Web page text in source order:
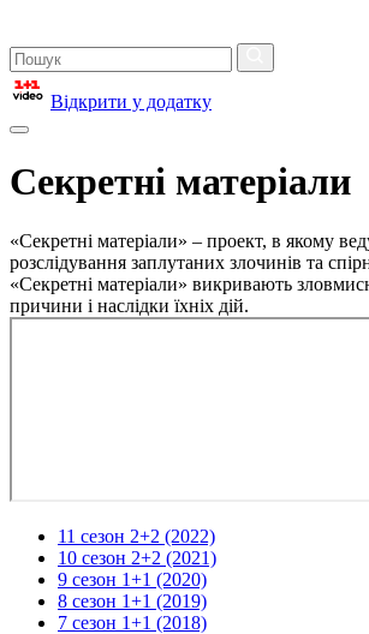
Відкрити у додатку
Секретні матеріали
«Секретні матеріали» – проект, в якому
розслідування заплутаних злочинів та
«Секретні матеріали» викривають
причини і наслідки їхніх дій.
11 сезон 2+2 (2022)
10 сезон 2+2 (2021)
9 сезон 1+1 (2020)
8 сезон 1+1 (2019)
7 сезон 1+1 (2018)